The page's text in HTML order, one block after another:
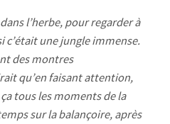
l’herbe, pour regarder à
c’était une jungle immense.
des montres
qu’en faisant attention,
tous les moments de la
sur la balançoire, après